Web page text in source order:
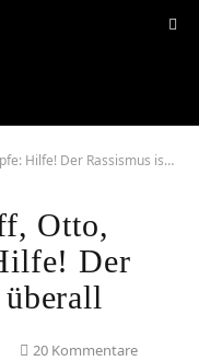
Der Rassismus ist überall
Otto,
Der
20 Kommentare